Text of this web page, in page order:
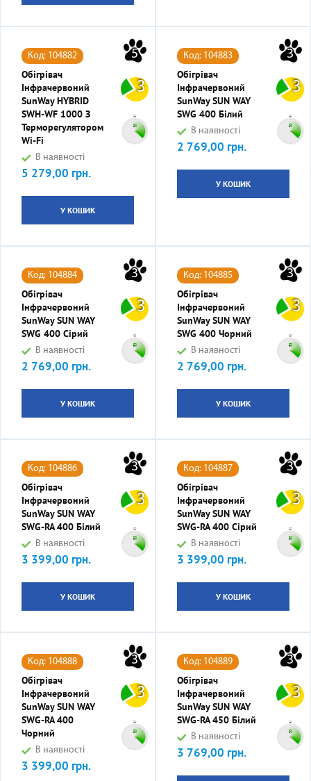
5
3
Код: 104882
Обігрівач
Інфрачервоний
SunWay HYBRID
SWH-WF 1000 З
Терморегулятором
Wi-Fi
В наявності
Ціна
5 279,00 грн.
У КОШИК
3
3
Код: 104883
Обігрівач
Інфрачервоний
SunWay SUN WAY
SWG 400 Білий
В наявності
Ціна
2 769,00 грн.
У КОШИК
3
3
Код: 104884
Обігрівач
Інфрачервоний
SunWay SUN WAY
SWG 400 Сірий
В наявності
Ціна
2 769,00 грн.
У КОШИК
3
3
Код: 104885
Обігрівач
Інфрачервоний
SunWay SUN WAY
SWG 400 Чорний
В наявності
Ціна
2 769,00 грн.
У КОШИК
3
3
Код: 104886
Обігрівач
Інфрачервоний
SunWay SUN WAY
SWG-RA 400 Білий
В наявності
Ціна
3 399,00 грн.
У КОШИК
3
3
Код: 104887
Обігрівач
Інфрачервоний
SunWay SUN WAY
SWG-RA 400 Сірий
В наявності
Ціна
3 399,00 грн.
У КОШИК
3
3
Код: 104888
Обігрівач
Інфрачервоний
SunWay SUN WAY
SWG-RA 400
Чорний
В наявності
Ціна
3 399,00 грн.
3
3
Код: 104889
Обігрівач
Інфрачервоний
SunWay SUN WAY
SWG-RA 450 Білий
В наявності
Ціна
3 769,00 грн.